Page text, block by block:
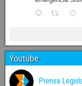
Youtube
Prensa